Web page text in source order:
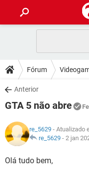
CELULAR
OUTLOOK
INSTAGRAM
GUIA DE COMPRAS
DICAS
JOGOS
INSTAGRAM
GUIA DE COMPRAS
DOWNLOADS
JOGOS
CELULAR
OUTLOOK
INSTAGRAM
JOGOS
CELULAR
OUTLOOK
GLOSSÁRIO
JOGOS
Fórum
Anterior
GTA 5 não abre
re_5629 - Atualizado
re_5629 - 2 jan
Olá tudo bem,